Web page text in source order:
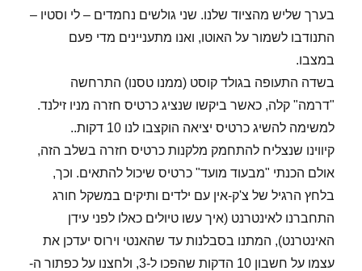
בערך שליש מהציוד שלנו. שני גולשים נחמדים – לי וסטיו –
התנודבו לשמור על האוטו, ואנו מתעניינים מדי פעם
במצבו.
בשדה התעופה בגולד קוסט (ממנו טסנו) התרחשה
"דרמה" קלה, כאשר ביקשו שנציג כרטיס חזרה מניו זילנד.
למשימה להשיג כרטיס יציאה הוקצבו לנו 10 דקות..
קיווינו שנצליח להתחמק מלקנות כרטיס חזרה בשלב הזה,
אולם הכנתי "מבעוד מועד" כרטיס שיכול להתאים. וכך,
בלחץ הרגיל של צ'ק-אין עם ילדים ותיקים במשקל חורג
התחברנו לאינטרנט (איך עשו טיולים כאלו לפני עידן
האינטרנט), המתנו בסבלנות עד שהאנטי וירוס יעדכן את
עצמו על חשבון 10 הדקות שהפכו ל-3, ולחצנו על כפתור ה-